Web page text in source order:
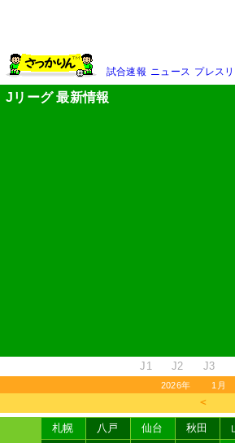
試合速報 ニュース プレス
Jリーグ 最新情報
J1 J2 J3
2026年 1月
＜
札幌 八戸 仙台 秋田